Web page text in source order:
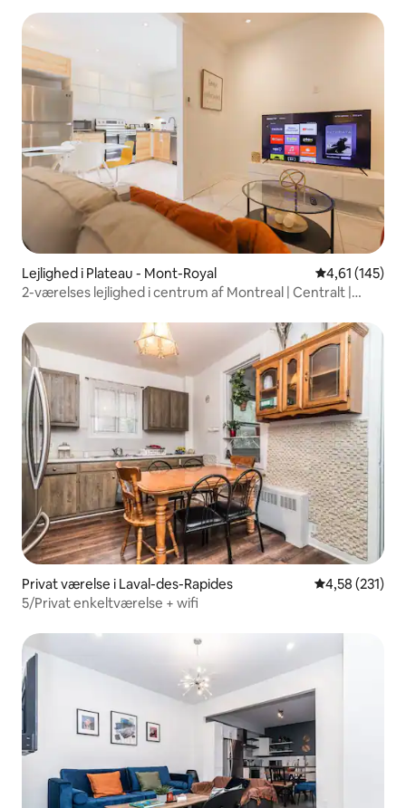
Lejlighed i Plateau - Mont-Royal 4,61 ud af 5 i
4,61 (145)
2-værelses lejlighed i centrum af Montreal | Centralt |
Privat værelse i Laval-des-Rapides 4,58 ud af 5 i
4,58 (231)
5/Privat enkeltværelse + wifi